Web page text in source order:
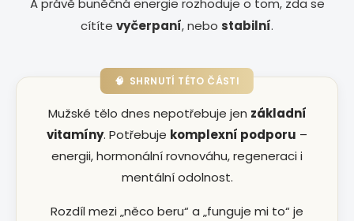
cítíte vyčerpaní, nebo stabilní.
🧠 SHRNUTÍ TÉTO ČÁSTI
Mužské tělo dnes nepotřebuje jen základní
vitamíny. Potřebuje komplexní podporu –
energii, hormonální rovnováhu, regeneraci i
mentální odolnost.
Rozdíl mezi „něco beru“ a „funguje mi to“ je